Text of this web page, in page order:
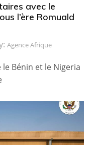
avec le
l’ère Romuald
Agence Afrique
Bénin et le Nigeria